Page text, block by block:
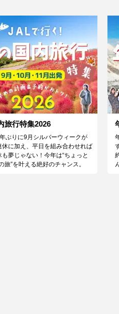
旅行特集2026
ぶりに9月シルバーウィークが
休に加え、平日を組み合わせれば
夢じゃない！今年は“ちょっと
旅”を叶える絶好のチャンス。